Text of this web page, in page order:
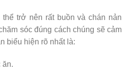
thể trở nên rất buồn và chán nản
sóc đúng cách chúng sẽ cảm
biểu hiện rõ nhất là:
ăn.